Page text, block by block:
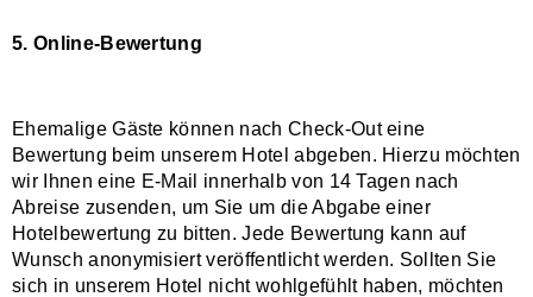
5. Online-Bewertung
Ehemalige Gäste können nach Check-Out eine
Bewertung beim unserem Hotel abgeben. Hierzu möchten
wir Ihnen eine E-Mail innerhalb von 14 Tagen nach
Abreise zusenden, um Sie um die Abgabe einer
Hotelbewertung zu bitten. Jede Bewertung kann auf
Wunsch anonymisiert veröffentlicht werden. Sollten Sie
sich in unserem Hotel nicht wohlgefühlt haben, möchten